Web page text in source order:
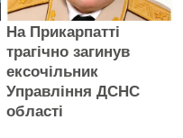
На Прикарпатті
трагічно загинув
ексочільник
Управління ДСНС
області